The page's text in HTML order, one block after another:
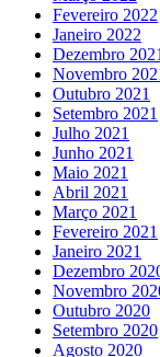
Fevereiro 2022
Janeiro 2022
Dezembro 2021
Novembro
Outubro 2021
Setembro 2021
Julho 2021
Junho 2021
Maio 2021
Abril 2021
Março 2021
Fevereiro 2021
Janeiro 2021
Dezembro
Novembro
Outubro 2020
Setembro 2020
Agosto 2020